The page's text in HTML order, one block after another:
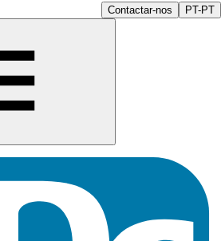
Contactar-nos PT-PT